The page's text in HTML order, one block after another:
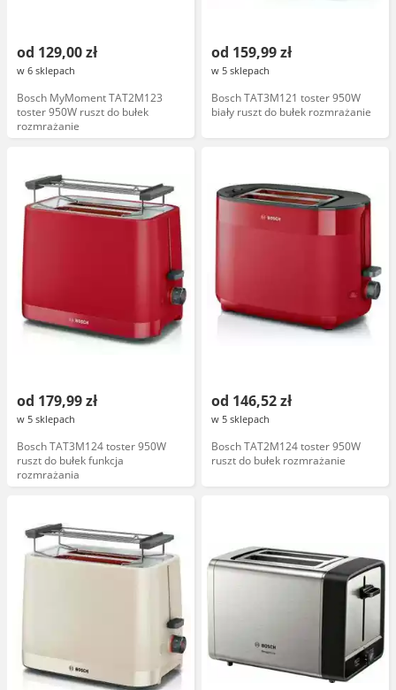
od 129,00 zł
w 6 sklepach
Bosch MyMoment TAT2M123
toster 950W ruszt do bułek
rozmrażanie
od 159,99 zł
w 5 sklepach
Bosch TAT3M121 toster 950W
biały ruszt do bułek rozmrażanie
od 179,99 zł
w 5 sklepach
Bosch TAT3M124 toster 950W
ruszt do bułek funkcja
rozmrażania
od 146,52 zł
w 5 sklepach
Bosch TAT2M124 toster 950W
ruszt do bułek rozmrażanie